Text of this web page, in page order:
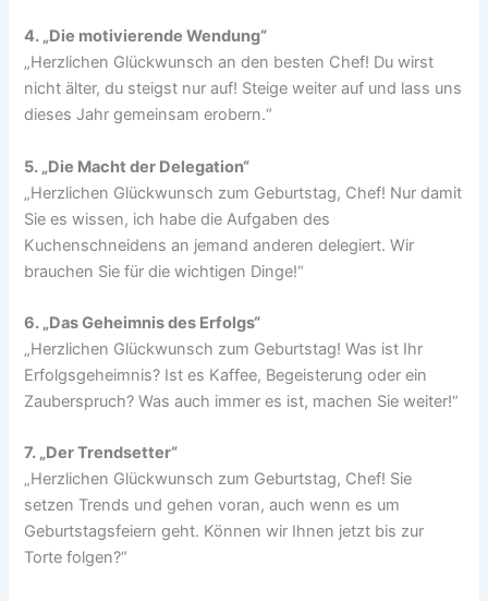
4. „Die motivierende Wendung“
„Herzlichen Glückwunsch an den besten Chef! Du wirst
nicht älter, du steigst nur auf! Steige weiter auf und lass uns
dieses Jahr gemeinsam erobern.“
5. „Die Macht der Delegation“
„Herzlichen Glückwunsch zum Geburtstag, Chef! Nur damit
Sie es wissen, ich habe die Aufgaben des
Kuchenschneidens an jemand anderen delegiert. Wir
brauchen Sie für die wichtigen Dinge!“
6. „Das Geheimnis des Erfolgs“
„Herzlichen Glückwunsch zum Geburtstag! Was ist Ihr
Erfolgsgeheimnis? Ist es Kaffee, Begeisterung oder ein
Zauberspruch? Was auch immer es ist, machen Sie weiter!“
7. „Der Trendsetter“
„Herzlichen Glückwunsch zum Geburtstag, Chef! Sie
setzen Trends und gehen voran, auch wenn es um
Geburtstagsfeiern geht. Können wir Ihnen jetzt bis zur
Torte folgen?“